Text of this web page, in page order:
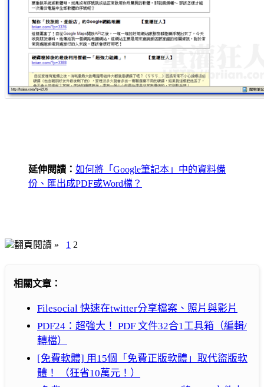
延伸閱讀： 如何將「Google筆記本」中的資料備
份、匯出成PDF或Word檔？
翻頁閱讀 » 1 2
相關文章：
Filesocial 快速在twitter分享檔案、照片與影片
PDF24：超強大！ PDF 文件32合1工具箱（編輯/
轉檔）
[免費軟體] 用15個「免費正版軟體」取代盜版軟
體！ （狂省10萬元！）